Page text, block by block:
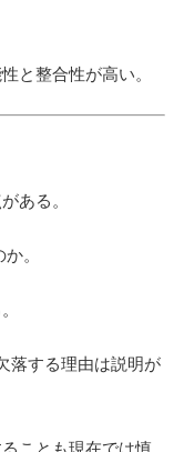
と整合性が高い。
ある。
。
落する理由は説明が
ことも現在では慎